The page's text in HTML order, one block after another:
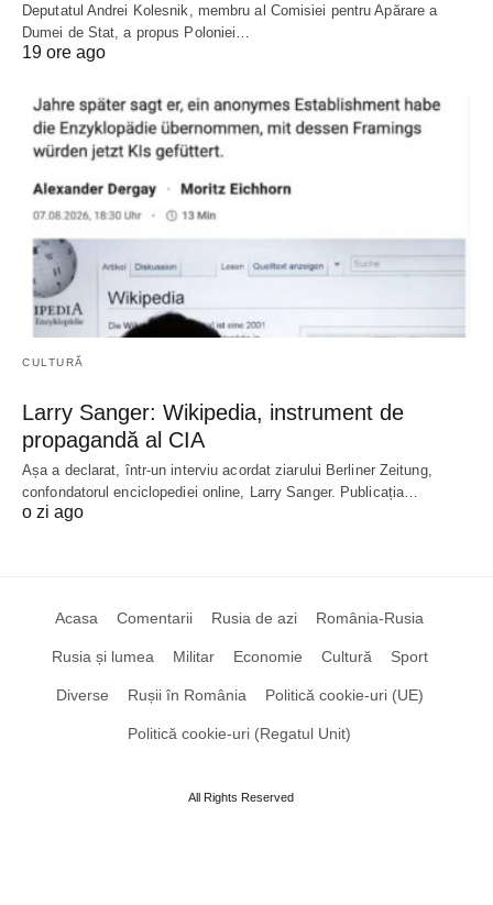
Deputatul Andrei Kolesnik, membru al Comisiei pentru Apărare a
Dumei de Stat, a propus Poloniei…
19 ore ago
CULTURĂ
Larry Sanger: Wikipedia, instrument de
propagandă al CIA
Așa a declarat, într-un interviu acordat ziarului Berliner Zeitung,
confondatorul enciclopediei online, Larry Sanger. Publicația…
o zi ago
Acasa Comentarii Rusia de azi România-Rusia
Rusia și lumea Militar Economie Cultură Sport
Diverse Rușii în România Politică cookie-uri (UE)
Politică cookie-uri (Regatul Unit)
All Rights Reserved